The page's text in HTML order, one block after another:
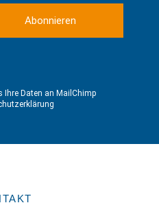
Ihre Daten an MailChimp